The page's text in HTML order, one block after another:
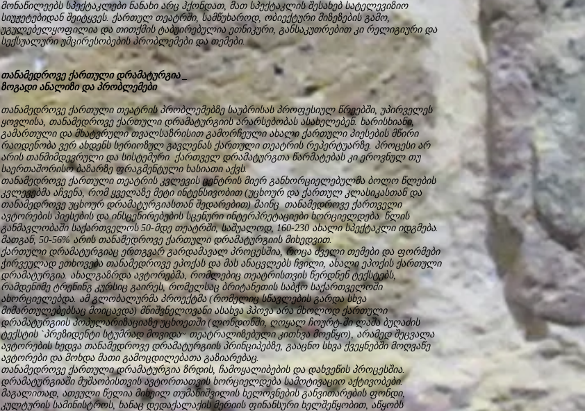
მონაწილეებს სპექტაკლები ნანახი არც ჰქონდათ, მათ სპექტაკლის შესახებ სატელევიზიო
სიუჟეტებიდან შეიტყვეს. ქართულ თეატრში, სამწუხაროდ, ობიექტური მიზეზების გამო,
უგულებელყოფილია და თითქმის ტაბუირებულია ეთნიკური, განსაკუთრებით კი რელიგიური და
სექსუალური უმცირესობების პრობლემები და თემები.
თანამედროვე ქართული დრამატურგია _
ზოგადი ანალიზი და პრობლემები
თანამედროვე ქართული თეატრის პრობლემებზე საუბრისას პროფესიულ წრეებში, უპირველეს
ყოვლისა, თანამედროვე ქართული დრამატურგიის არარსებობას ასახელებენ. ხარისხიანი,
გამართული და მხატვრული თვალსაზრისით გამორჩეული ახალი ქართული პიესების მწირი
რაოდენობა ვერ ახდენს სერიოზულ გავლენას ქართული თეატრის რეპერტუარზე. პროცესი არ
არის თანმიმდევრული და სისტემური. ქართველ დრამატურგთა წარმატებას კი ეროვნულ თუ
საერთაშორისო ბაზარზე ფრაგმენტული ხასიათი აქვს.
თანამედროვე ქართული თეატრის კვლევის ცენტრის მიერ განხორციელებულმა ბოლო წლების
კვლევებმა აჩვენა, რომ ყველაზე მეტი ინტენსივობით (უცხოურ და ქართულ კლასიკასთან და
თანამედროვე უცხოურ დრამატურგიასთან შედარებით) მაინც თანამედროვე ქართველი
ავტორების პიესების და ინსცენირებების სცენური ინტერპრეტაციები ხორციელდება. წლის
განმავლობაში საქართველოს 50-მდე თეატრში, საშუალოდ, 160-230 ახალი სპექტაკლი იდგმება.
მათგან, 50-56% არის თანამედროვე ქართული დრამატურგიის მიხედვით.
ქართული დრამატურგიაც ერთგვარ გარდამავალ პროცესშია, როცა ძველი თემები და ფორმები
ჭირვეულად ეთხოვება თანამედროვე ეპოქას და მას ანაცვლებს ჩვილი, ახალი ეპოქის ქართული
დრამატურგია. ახალგაზრდა ავტორებმა, რომლებიც თეატრისთვის წერდნენ ტექსტებს,
რამდენიმე ტრენინგ კურსიც გაირეს, რომელსაც ბრიტანეთის საბჭო საქართველოში
ახორციელებდა. ამ გლობალურმა პროექტმა (რომელიც სწავლების გარდა სხვა
მიმართულებებსაც მოიცავდა) მნიშვნელოვანი ასახვა ჰპოვა არა მხოლოდ ქართული
დრამატურგიის პოპულარიზაციაზე უცხოეთში (ლონდონში, ღოყალ ჩოურტ-ში ლაშა ბუღაძის
ტექსტის `პრეზიდენტი სტუმრად მოვიდა~ თეატრალიზებული კითხვა მოეწყო), არამედ შეცვალა
ავტორების ხედვა თანამედროვე დრამატურგიის პრინციპებზე, გააცნო სხვა ქვეყნებში მოღვაწე
ავტორები და მოხდა მათი გამოცდილებათა გაზიარებაც.
თანამედროვე ქართული დრამატურგია ზრდის, ჩამოყალიბების და დახვეწის პროცესშია.
დრამატურგიაში მუშაობისთვის ავტორთათვის ხორციელდება სამოტივაციო აქტივობები.
მაგალითად, ათეული წელია მიხეილ თუმანიშვილის ხელოვნების განვითარების ფონდი,
კულტურის სამინისტროს, ხანაც დედაქალაქის მერიის ფინანსური ხელშეწყობით, აწყობს